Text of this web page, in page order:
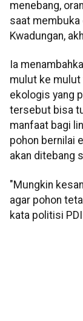
menebang,
saat membuka
Kwadungan,
Ia
mulut ke
ekologis yang
tersebut bisa
manfaat bagi
pohon bernilai
akan ditebang
"Mungkin
agar pohon
kata politisi